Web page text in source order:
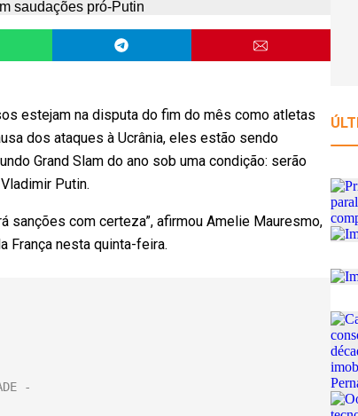
estejam na disputa do fim do mês como atletas
dos ataques à Ucrânia, eles estão sendo
Grand Slam do ano sob uma condição: serão
Putin.
sanções com certeza”, afirmou Amelie Mauresmo,
França nesta quinta-feira.